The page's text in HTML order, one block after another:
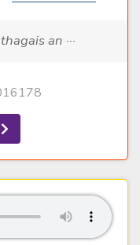
an ···